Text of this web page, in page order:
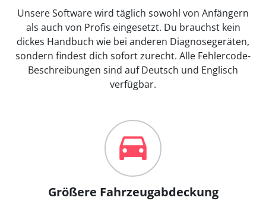
Unsere Software wird täglich sowohl von Anfängern
als auch von Profis eingesetzt. Du brauchst kein
dickes Handbuch wie bei anderen Diagnosegeräten,
sondern findest dich sofort zurecht. Alle Fehlercode-
Beschreibungen sind auf Deutsch und Englisch
verfügbar.
Größere Fahrzeugabdeckung